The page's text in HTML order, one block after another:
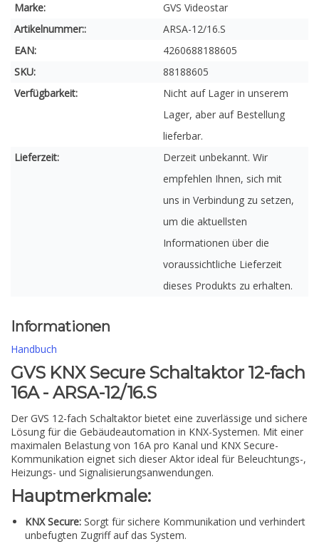
Marke:
GVS Videostar
Artikelnummer::
ARSA-12/16.S
EAN:
4260688188605
SKU:
88188605
Verfügbarkeit:
Nicht auf Lager in unserem
Lager, aber auf Bestellung
lieferbar.
Lieferzeit:
Derzeit unbekannt. Wir
empfehlen Ihnen, sich mit
uns in Verbindung zu setzen,
um die aktuellsten
Informationen über die
voraussichtliche Lieferzeit
dieses Produkts zu erhalten.
Informationen
Handbuch
GVS KNX Secure Schaltaktor 12-fach
16A - ARSA-12/16.S
Der GVS 12-fach Schaltaktor bietet eine zuverlässige und sichere
Lösung für die Gebäudeautomation in KNX-Systemen. Mit einer
maximalen Belastung von 16A pro Kanal und KNX Secure-
Kommunikation eignet sich dieser Aktor ideal für Beleuchtungs-,
Heizungs- und Signalisierungsanwendungen.
Hauptmerkmale:
KNX Secure: Sorgt für sichere Kommunikation und verhindert
unbefugten Zugriff auf das System.